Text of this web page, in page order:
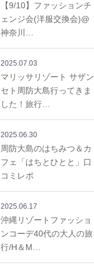
【9/10】ファッションチ
ェンジ会(洋服交換会)@
神奈川…
2025.07.03
マリッサリゾート サザン
セト周防大島行ってきま
した！旅行…
2025.06.30
周防大島のはちみつ＆カ
フェ「はちとひとと」口
コミレポ
2025.06.17
沖縄リゾートファッショ
ンコーデ40代の大人の旅
行/H＆M…